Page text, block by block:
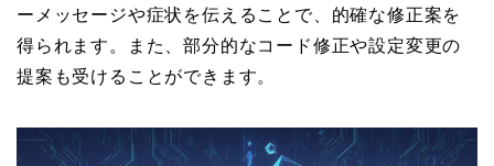
ーメッセージや症状を伝えることで、的確な修正案を
得られます。また、部分的なコード修正や設定変更の
提案も受けることができます。